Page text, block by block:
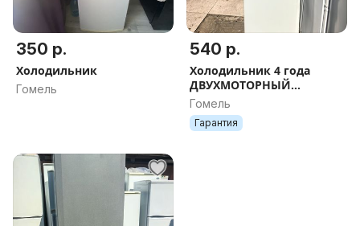
350 р.
Холодильник
Гомель
540 р.
Холодильник 4 года
ДВУХМОТОРНЫЙ
.Доставка
Гомель
Гарантия